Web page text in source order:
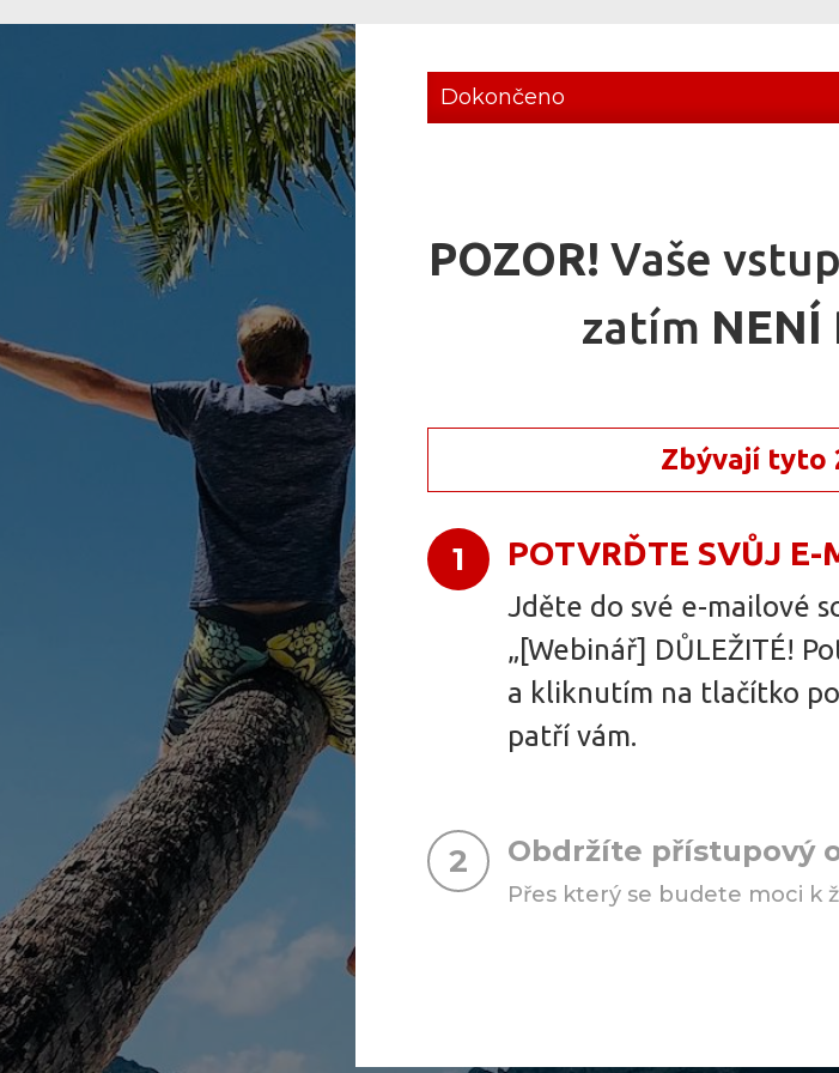
Dokončeno
POZOR! Vaše
zatím NENÍ
Zbývají tyto
1 POTVRĎTE SVŮJ E-
Jděte do své e-mailové
„[Webinář] DŮLEŽITÉ!
a kliknutím na tlačítko
patří vám.
2 Obdržíte přístupový
Přes který se budete moci k